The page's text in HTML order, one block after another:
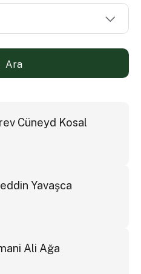
Ara
Cüneyd Kosal
Yavaşca
Ali Ağa